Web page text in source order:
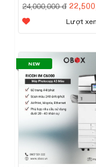
Bền Bỉ
24,000,000 đ
Lượt
NEW